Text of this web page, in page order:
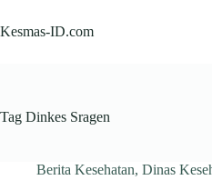
to
content
Kesmas-ID.com
Tag Dinkes Sragen
Berita Kesehatan, Dinas